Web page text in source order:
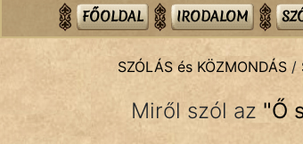
Közmondások
Szóláscsoportok
FŐOLDAL IRODALOM
SZÓLÁS és KÖZMONDÁS /
Miről szól az "Ő